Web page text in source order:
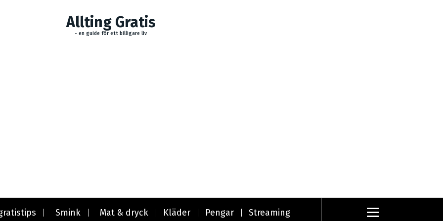
Allting Gratis
- en guide för ett billigare liv
Smink Mat & dryck Kläder Pengar Streaming